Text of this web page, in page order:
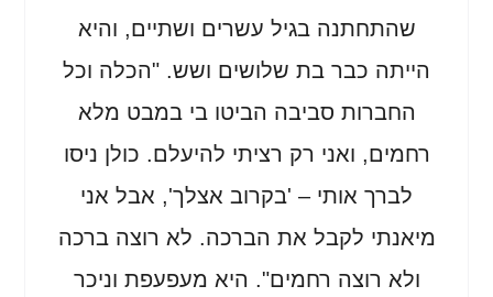
שהתחתנה בגיל עשרים ושתיים, והיא
הייתה כבר בת שלושים ושש. "הכלה וכל
החברות סביבה הביטו בי במבט מלא
רחמים, ואני רק רציתי להיעלם. כולן ניסו
לברך אותי – 'בקרוב אצלך', אבל אני
מיאנתי לקבל את הברכה. לא רוצה ברכה
ולא רוצה רחמים". היא מעפעפת וניכר